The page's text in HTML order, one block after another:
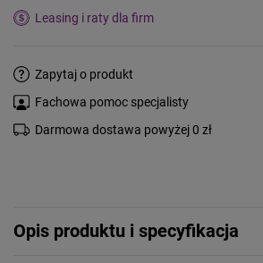
Leasing i raty dla firm
Zapytaj o produkt
Fachowa pomoc specjalisty
Darmowa dostawa powyżej 0 zł
Opis produktu i specyfikacja